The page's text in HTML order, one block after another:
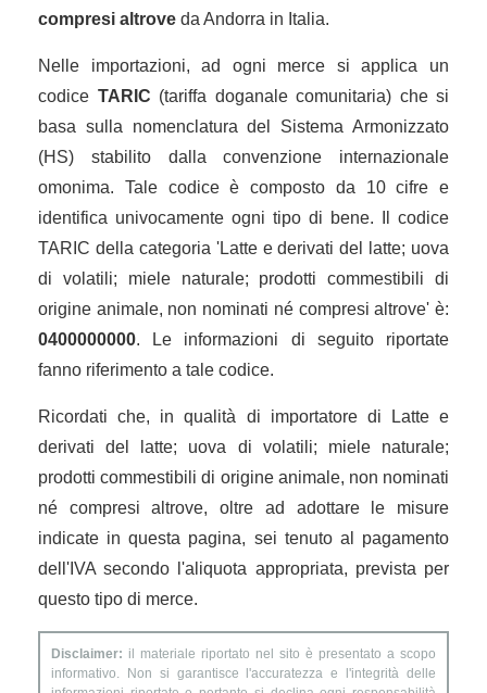
compresi altrove da Andorra in Italia.
Nelle importazioni, ad ogni merce si applica un
codice TARIC (tariffa doganale comunitaria) che si
basa sulla nomenclatura del Sistema Armonizzato
(HS) stabilito dalla convenzione internazionale
omonima. Tale codice è composto da 10 cifre e
identifica univocamente ogni tipo di bene. Il codice
TARIC della categoria 'Latte e derivati del latte; uova
di volatili; miele naturale; prodotti commestibili di
origine animale, non nominati né compresi altrove' è:
0400000000. Le informazioni di seguito riportate
fanno riferimento a tale codice.
Ricordati che, in qualità di importatore di Latte e
derivati del latte; uova di volatili; miele naturale;
prodotti commestibili di origine animale, non nominati
né compresi altrove, oltre ad adottare le misure
indicate in questa pagina, sei tenuto al pagamento
dell'IVA secondo l'aliquota appropriata, prevista per
questo tipo di merce.
Disclaimer: il materiale riportato nel sito è presentato a scopo
informativo. Non si garantisce l'accuratezza e l'integrità delle